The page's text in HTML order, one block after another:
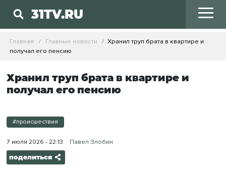
31TV.RU
Главная Главные новости
Хранил труп брата в квартире и
получал его пенсию
Хранил труп брата в квартире и
получал его пенсию
#происшествия
7 июля 2026 - 22:13 Павел Злобин
поделиться